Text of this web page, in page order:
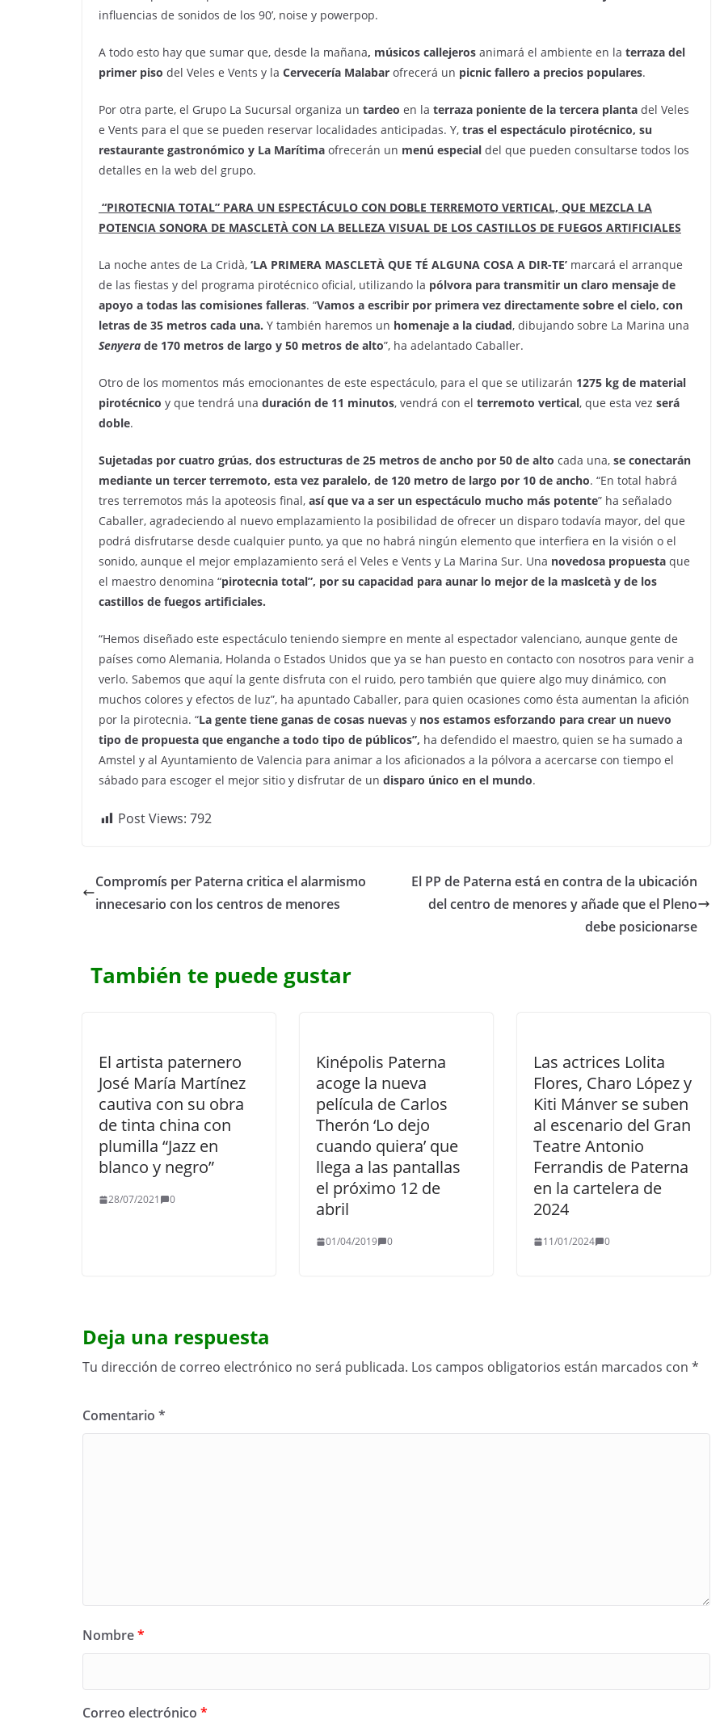
influencias de sonidos de los 90’, noise y powerpop.
A todo esto hay que sumar que, desde la mañana, músicos callejeros animará el ambiente en la terraza del
primer piso del Veles e Vents y la Cervecería Malabar ofrecerá un picnic fallero a precios populares.
Por otra parte, el Grupo La Sucursal organiza un tardeo en la terraza poniente de la tercera planta del Veles
e Vents para el que se pueden reservar localidades anticipadas. Y, tras el espectáculo pirotécnico, su
restaurante gastronómico y La Marítima ofrecerán un menú especial del que pueden consultarse todos los
detalles en la web del grupo.
“PIROTECNIA TOTAL” PARA UN ESPECTÁCULO CON DOBLE TERREMOTO VERTICAL, QUE MEZCLA LA
POTENCIA SONORA DE MASCLETÀ CON LA BELLEZA VISUAL DE LOS CASTILLOS DE FUEGOS ARTIFICIALES
La noche antes de La Cridà, ‘LA PRIMERA MASCLETÀ QUE TÉ ALGUNA COSA A DIR-TE’ marcará el arranque
de las fiestas y del programa pirotécnico oficial, utilizando la pólvora para transmitir un claro mensaje de
apoyo a todas las comisiones falleras. “Vamos a escribir por primera vez directamente sobre el cielo, con
letras de 35 metros cada una. Y también haremos un homenaje a la ciudad, dibujando sobre La Marina una
Senyera de 170 metros de largo y 50 metros de alto”, ha adelantado Caballer.
Otro de los momentos más emocionantes de este espectáculo, para el que se utilizarán 1275 kg de material
pirotécnico y que tendrá una duración de 11 minutos, vendrá con el terremoto vertical, que esta vez será
doble.
Sujetadas por cuatro grúas, dos estructuras de 25 metros de ancho por 50 de alto cada una, se conectarán
mediante un tercer terremoto, esta vez paralelo, de 120 metro de largo por 10 de ancho. “En total habrá
tres terremotos más la apoteosis final, así que va a ser un espectáculo mucho más potente” ha señalado
Caballer, agradeciendo al nuevo emplazamiento la posibilidad de ofrecer un disparo todavía mayor, del que
podrá disfrutarse desde cualquier punto, ya que no habrá ningún elemento que interfiera en la visión o el
sonido, aunque el mejor emplazamiento será el Veles e Vents y La Marina Sur. Una novedosa propuesta que
el maestro denomina “pirotecnia total”, por su capacidad para aunar lo mejor de la maslcetà y de los
castillos de fuegos artificiales.
“Hemos diseñado este espectáculo teniendo siempre en mente al espectador valenciano, aunque gente de
países como Alemania, Holanda o Estados Unidos que ya se han puesto en contacto con nosotros para venir a
verlo. Sabemos que aquí la gente disfruta con el ruido, pero también que quiere algo muy dinámico, con
muchos colores y efectos de luz”, ha apuntado Caballer, para quien ocasiones como ésta aumentan la afición
por la pirotecnia. “La gente tiene ganas de cosas nuevas y nos estamos esforzando para crear un nuevo
tipo de propuesta que enganche a todo tipo de públicos”, ha defendido el maestro, quien se ha sumado a
Amstel y al Ayuntamiento de Valencia para animar a los aficionados a la pólvora a acercarse con tiempo el
sábado para escoger el mejor sitio y disfrutar de un disparo único en el mundo.
Post Views: 792
Compromís per Paterna critica el alarmismo
innecesario con los centros de menores
El PP de Paterna está en contra de la ubicación
del centro de menores y añade que el Pleno
debe posicionarse
También te puede gustar
El artista paternero
José María Martínez
cautiva con su obra
de tinta china con
plumilla “Jazz en
blanco y negro”
28/07/2021 0
Kinépolis Paterna
acoge la nueva
película de Carlos
Therón ‘Lo dejo
cuando quiera’ que
llega a las pantallas
el próximo 12 de
abril
01/04/2019 0
Las actrices Lolita
Flores, Charo López y
Kiti Mánver se suben
al escenario del Gran
Teatre Antonio
Ferrandis de Paterna
en la cartelera de
2024
11/01/2024 0
Deja una respuesta
Tu dirección de correo electrónico no será publicada. Los campos obligatorios están marcados con *
Comentario *
Nombre*
Correo electrónico *